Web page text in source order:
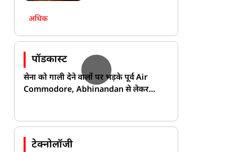
अधिक
पॉडकास्ट
सेना को गाली देने वालों पर भड़के पूर्व Air
Commodore, Abhinandan से लेकर
टेक्नोलॉजी